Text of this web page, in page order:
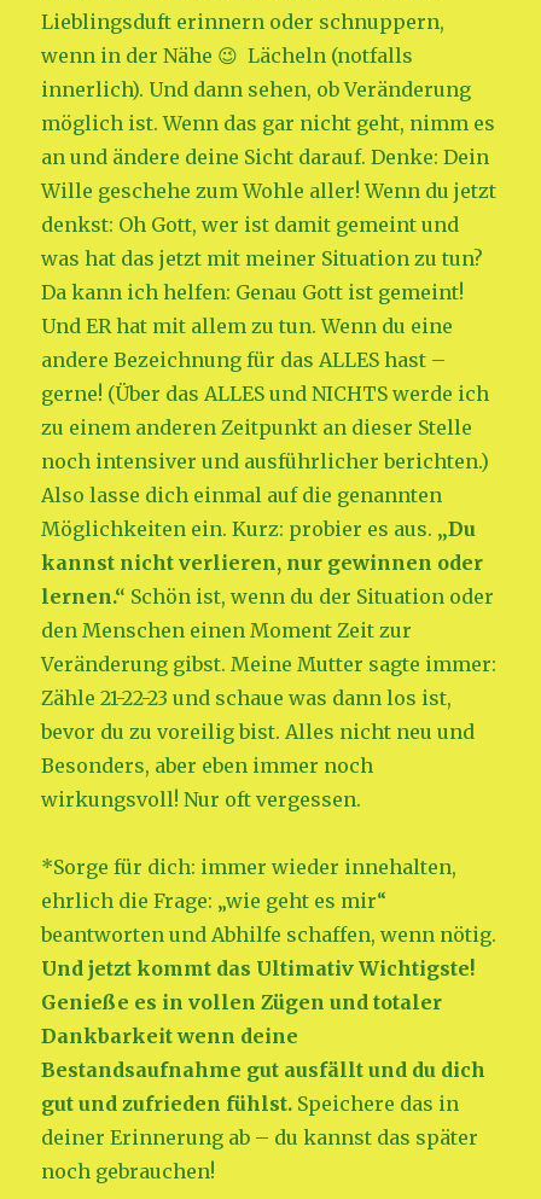
Lieblingsduft erinnern oder schnuppern,
wenn in der Nähe 😉 Lächeln (notfalls
innerlich). Und dann sehen, ob Veränderung
möglich ist. Wenn das gar nicht geht, nimm es
an und ändere deine Sicht darauf. Denke: Dein
Wille geschehe zum Wohle aller! Wenn du jetzt
denkst: Oh Gott, wer ist damit gemeint und
was hat das jetzt mit meiner Situation zu tun?
Da kann ich helfen: Genau Gott ist gemeint!
Und ER hat mit allem zu tun. Wenn du eine
andere Bezeichnung für das ALLES hast –
gerne! (Über das ALLES und NICHTS werde ich
zu einem anderen Zeitpunkt an dieser Stelle
noch intensiver und ausführlicher berichten.)
Also lasse dich einmal auf die genannten
Möglichkeiten ein. Kurz: probier es aus. „Du
kannst nicht verlieren, nur gewinnen oder
lernen.“ Schön ist, wenn du der Situation oder
den Menschen einen Moment Zeit zur
Veränderung gibst. Meine Mutter sagte immer:
Zähle 21-22-23 und schaue was dann los ist,
bevor du zu voreilig bist. Alles nicht neu und
Besonders, aber eben immer noch
wirkungsvoll! Nur oft vergessen.
*Sorge für dich: immer wieder innehalten,
ehrlich die Frage: „wie geht es mir“
beantworten und Abhilfe schaffen, wenn nötig.
Und jetzt kommt das Ultimativ Wichtigste!
Genieße es in vollen Zügen und totaler
Dankbarkeit wenn deine
Bestandsaufnahme gut ausfällt und du dich
gut und zufrieden fühlst. Speichere das in
deiner Erinnerung ab – du kannst das später
noch gebrauchen!